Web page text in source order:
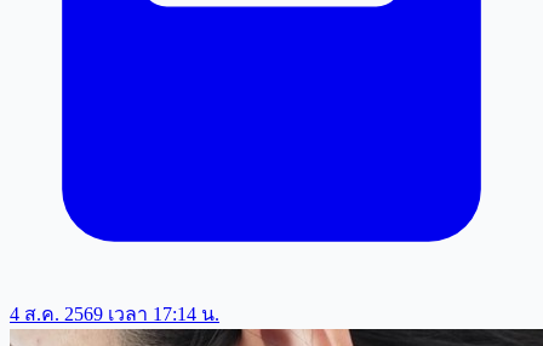
4 ส.ค. 2569 เวลา 17:14 น.